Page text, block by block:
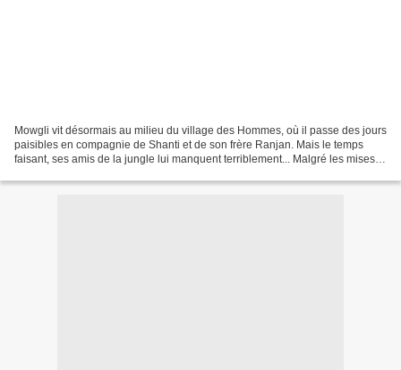
Mowgli vit désormais au milieu du village des Hommes, où il passe des jours
paisibles en compagnie de Shanti et de son frère Ranjan. Mais le temps
faisant, ses amis de la jungle lui manquent terriblement... Malgré les mises